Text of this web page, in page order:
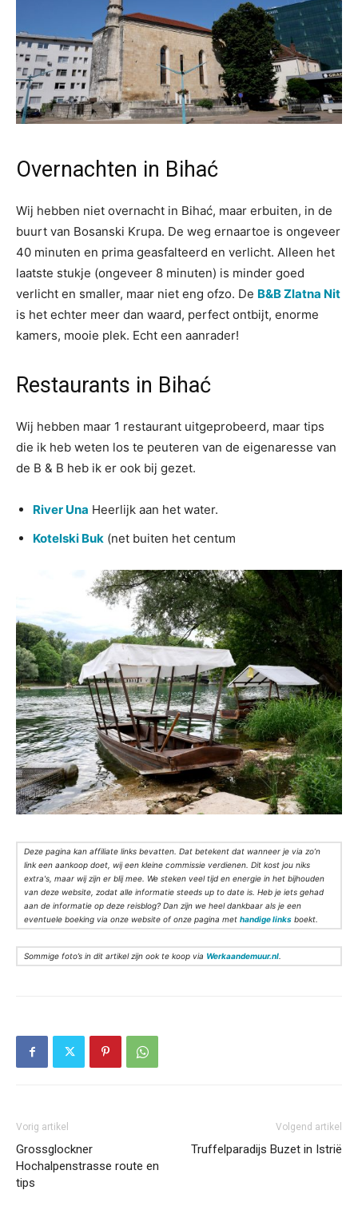
Overnachten in Bihać
Wij hebben niet overnacht in Bihać, maar erbuiten, in de
buurt van Bosanski Krupa. De weg ernaartoe is ongeveer
40 minuten en prima geasfalteerd en verlicht. Alleen het
laatste stukje (ongeveer 8 minuten) is minder goed
verlicht en smaller, maar niet eng ofzo. De B&B Zlatna Nit
is het echter meer dan waard, perfect ontbijt, enorme
kamers, mooie plek. Echt een aanrader!
Restaurants in Bihać
Wij hebben maar 1 restaurant uitgeprobeerd, maar tips
die ik heb weten los te peuteren van de eigenaresse van
de B & B heb ik er ook bij gezet.
River Una Heerlijk aan het water.
Kotelski Buk (net buiten het centum
Deze pagina kan affiliate links bevatten. Dat betekent dat wanneer je via zo’n
link een aankoop doet, wij een kleine commissie verdienen. Dit kost jou niks
extra's, maar wij zijn er blij mee. We steken veel tijd en energie in het bijhouden
van deze website, zodat alle informatie steeds up to date is. Heb je iets gehad
aan de informatie op deze reisblog? Dan zijn we heel dankbaar als je een
eventuele boeking via onze website of onze pagina met handige links boekt.
Sommige foto’s in dit artikel zijn ook te koop via Werkaandemuur.nl
Vorig artikel
Grossglockner
Hochalpenstrasse route en
tips
Volgend artikel
Truffelparadijs Buzet in Istrië